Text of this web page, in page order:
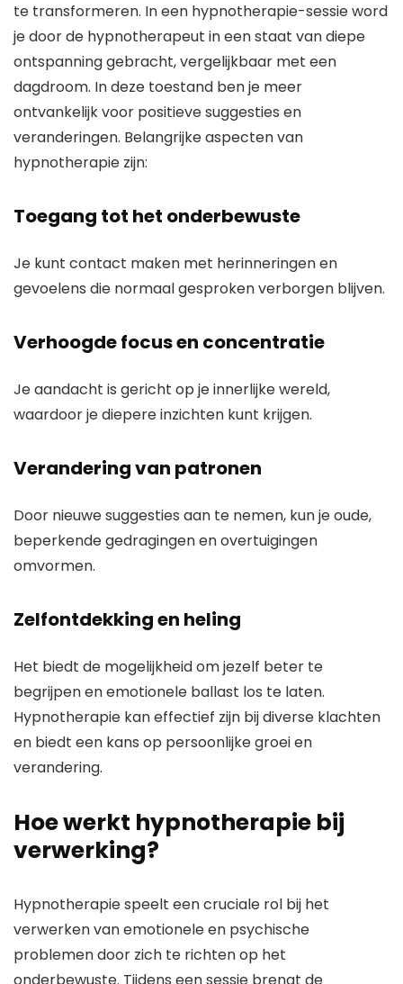
te transformeren. In een hypnotherapie-sessie word
je door de hypnotherapeut in een staat van diepe
ontspanning gebracht, vergelijkbaar met een
dagdroom. In deze toestand ben je meer
ontvankelijk voor positieve suggesties en
veranderingen. Belangrijke aspecten van
hypnotherapie zijn:
Toegang tot het onderbewuste
Je kunt contact maken met herinneringen en
gevoelens die normaal gesproken verborgen blijven.
Verhoogde focus en concentratie
Je aandacht is gericht op je innerlijke wereld,
waardoor je diepere inzichten kunt krijgen.
Verandering van patronen
Door nieuwe suggesties aan te nemen, kun je oude,
beperkende gedragingen en overtuigingen
omvormen.
Zelfontdekking en heling
Het biedt de mogelijkheid om jezelf beter te
begrijpen en emotionele ballast los te laten.
Hypnotherapie kan effectief zijn bij diverse klachten
en biedt een kans op persoonlijke groei en
verandering.
Hoe werkt hypnotherapie bij
verwerking?
Hypnotherapie speelt een cruciale rol bij het
verwerken van emotionele en psychische
problemen door zich te richten op het